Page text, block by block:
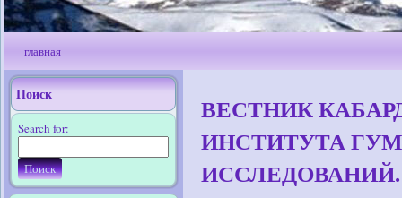
главная
Поиск
Search for:
ВЕСТНИК
ИНСТИТУТА
ИССЛЕДОВАНИЙ.